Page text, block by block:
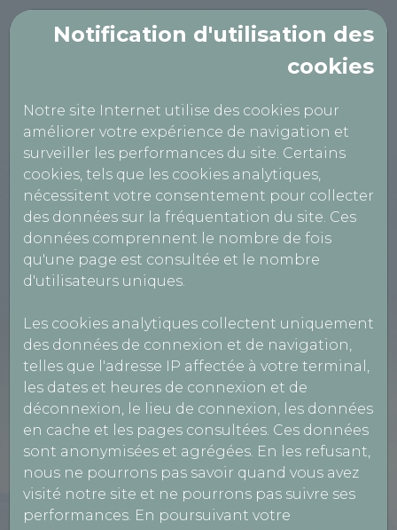
Notification d'utilisation des
cookies
Notre site Internet utilise des cookies pour
améliorer votre expérience de navigation et
surveiller les performances du site. Certains
cookies, tels que les cookies analytiques,
nécessitent votre consentement pour collecter
des données sur la fréquentation du site. Ces
données comprennent le nombre de fois
qu'une page est consultée et le nombre
d'utilisateurs uniques.
Les cookies analytiques collectent uniquement
des données de connexion et de navigation,
telles que l'adresse IP affectée à votre terminal,
les dates et heures de connexion et de
déconnexion, le lieu de connexion, les données
en cache et les pages consultées. Ces données
sont anonymisées et agrégées. En les refusant,
nous ne pourrons pas savoir quand vous avez
visité notre site et ne pourrons pas suivre ses
performances. En poursuivant votre
TECHNICONTROLE
PANNES
Création de client en compte
Informations société
Type de prestation *
VL
PL CL
Nom de la société *
Numéro TVA